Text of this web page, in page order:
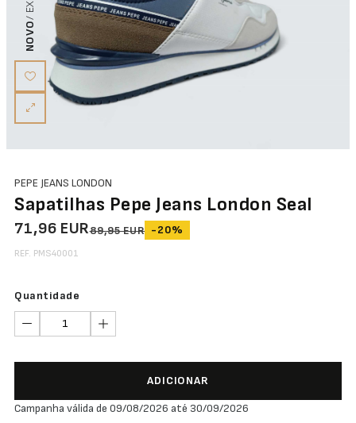
NOVO
PEPE JEANS LONDON
Sapatilhas Pepe Jeans London Seal
71,96 EUR89,95 EUR -20%
REF. PMS40001
Quantidade
ADICIONAR
Campanha válida de 09/08/2026 até 30/09/2026